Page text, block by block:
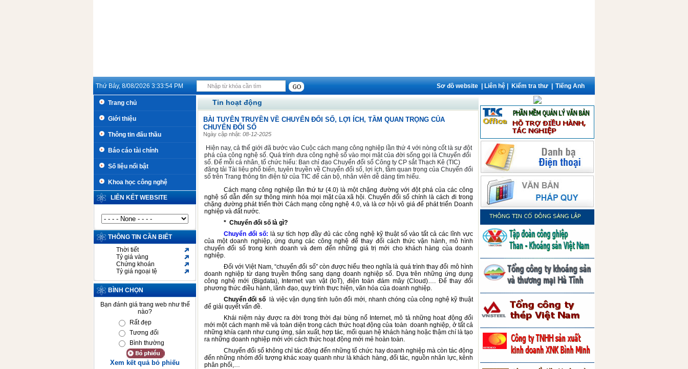
Thứ Bảy, 8/08/2026 3:33:54 PM Sơ đồ website Liên hệ Kiểm tra thư Tiếng Anh
Trang chủ
Giới thiệu
Thông tin đấu thầu
Báo cáo tài chính
Số liệu nổi bật
Khoa học công nghệ
LIÊN KẾT WEBSITE
THÔNG TIN CẦN BIẾT
Thời tiết
Tỷ giá vàng
Chứng khoán
Tỷ giá ngoại tệ
BÌNH CHỌN
Bạn đánh giá trang web như thế
nào?
Rất đẹp
Tương đối
Bình thường
Xem kết quả bỏ phiếu
Tin hoạt động
BÀI TUYÊN TRUYỀN VỀ CHUYỂN ĐỔI SỐ, LỢI ÍCH, TẦM QUAN TRỌNG CỦA
CHUYỂN ĐỔI SỐ
Ngày cập nhật: 08-12-2025
Hiện nay, cả thế giới đã bước vào Cuộc cách mạng công nghiệp lần thứ 4 với nòng cốt là sự đột
phá của công nghệ số. Quá trình đưa công nghệ số vào mọi mặt của đời sống gọi là Chuyển đổi
số. Để mỗi cá nhân, tổ chức hiểu: Ban chỉ đạo Chuyển đổi số Công ty CP sắt Thạch Kê (TIC)
đăng tải Tài liệu phổ biến, tuyên truyền về Chuyển đổi số, lợi ích, tầm quan trọng của Chuyển đổi
số trên Trang thông tin điện tử của TIC để cán bộ, nhân viên dễ dàng tìm hiểu.
Cách mạng công nghiệp lần thứ tư (4.0) là một chặng đường với đột phá của các công
nghệ số dẫn đến sự thông minh hóa mọi mặt của xã hội. Chuyển đổi số chính là cách đi trong
chặng đường phát triển thời Cách mạng công nghệ 4.0, và là cơ hội vô giá để phát triển Doanh
nghiệp và đất nước.
* Chuyển đổi số là gì?
Chuyển đổi số: là sự tích hợp đầy đủ các công nghệ kỹ thuật số vào tất cả các lĩnh vực
của một doanh nghiệp, ứng dụng các công nghệ để thay đổi cách thức vận hành, mô hình
chuyển đổi số trong kinh doanh và đem đến những giá trị mới cho khách hàng của doanh
nghiệp.
Đối với Việt Nam, “chuyển đổi số” còn được hiểu theo nghĩa là quá trình thay đổi mô hình
doanh nghiệp từ dạng truyền thống sang dạng doanh nghiệp số. Dựa trên những ứng dụng
công nghệ mới (Bigdata), Internet vạn vật (IoT), điện toán đám mây (Cloud)…. Để thay đổi
phương thức điều hành, lãnh đạo, quy trình thực hiện, văn hóa của doanh nghiệp.
Chuyển đổi sốlà việc vận dụng tính luôn đổi mới, nhanh chóng của công nghệ kỹ thuật
để giải quyết vấn đề.
Khái niệm này được ra đời trong thời đại bùng nổ Internet, mô tả những hoạt động đổi
mới một cách mạnh mẽ và toàn diện trong cách thức hoạt động của toàn doanh nghiệp, ở tất cả
những khía cạnh như cung ứng, sản xuất, hợp tác, mối quan hệ khách hàng hoặc thậm chí là tạo
ra những doanh nghiệp mới với cách thức hoạt động mới mẻ hoàn toàn.
Chuyển đổi số không chỉ tác động đến những tổ chức hay doanh nghiệp mà còn tác động
đến những nhóm đối tượng khác xoay quanh như là khách hàng, đối tác, nguồn nhân lực, kênh
phân phối,…